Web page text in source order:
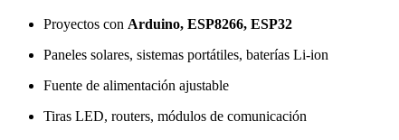
Proyectos con Arduino, ESP8266, ESP32
Paneles solares, sistemas portátiles, baterías Li-ion
Fuente de alimentación ajustable
Tiras LED, routers, módulos de comunicación